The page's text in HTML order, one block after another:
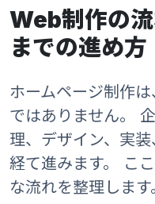
Web制作の
までの進め方
ホームページ制作
ではありません。
理、デザイン、実
経て進みます。
こ
な流れを整理します